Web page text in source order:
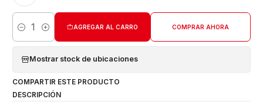
Cantidad
AGREGAR AL CARRO COMPRAR AHORA
Mostrar stock de ubicaciones
COMPARTIR ESTE PRODUCTO
DESCRIPCIÓN